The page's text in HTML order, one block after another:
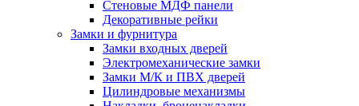
Стеновые МДФ панели
Декоративные рейки
Замки и фурнитура
Замки входных дверей
Электромеханические замки
Замки М/К и ПВХ дверей
Цилиндровые механизмы